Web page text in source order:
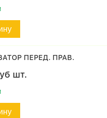
ПЕРЕД. ПРАВ.
шт.